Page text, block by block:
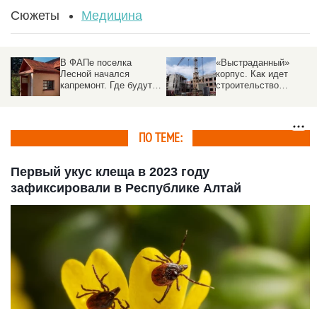
Сюжеты Медицина
В ФАПе поселка
Лесной начался
капремонт. Где будут
«Выстраданный»
корпус. Как идет
строительство
ПО ТЕМЕ:
Первый укус клеща в 2023 году
зафиксировали в Республике Алтай